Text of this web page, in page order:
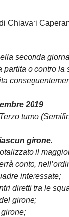
Chiavari
seconda
o contro la
2019
turno
girone.
il
conto,
interessate;
diretti tra le
girone;